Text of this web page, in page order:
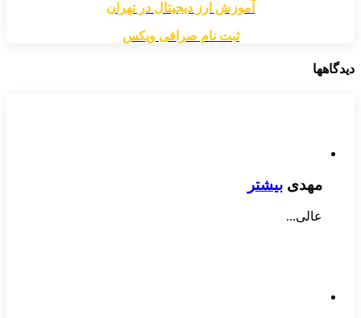
آموزش ارز دیجیتال در تهران
ثبت نام صرافی ویکس
دیدگاهها
مهدی بیشتر
عالی...